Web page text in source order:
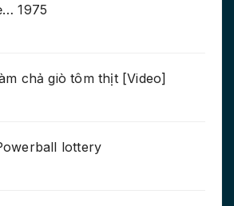
1975
chả giò tôm thịt [Video]
lottery